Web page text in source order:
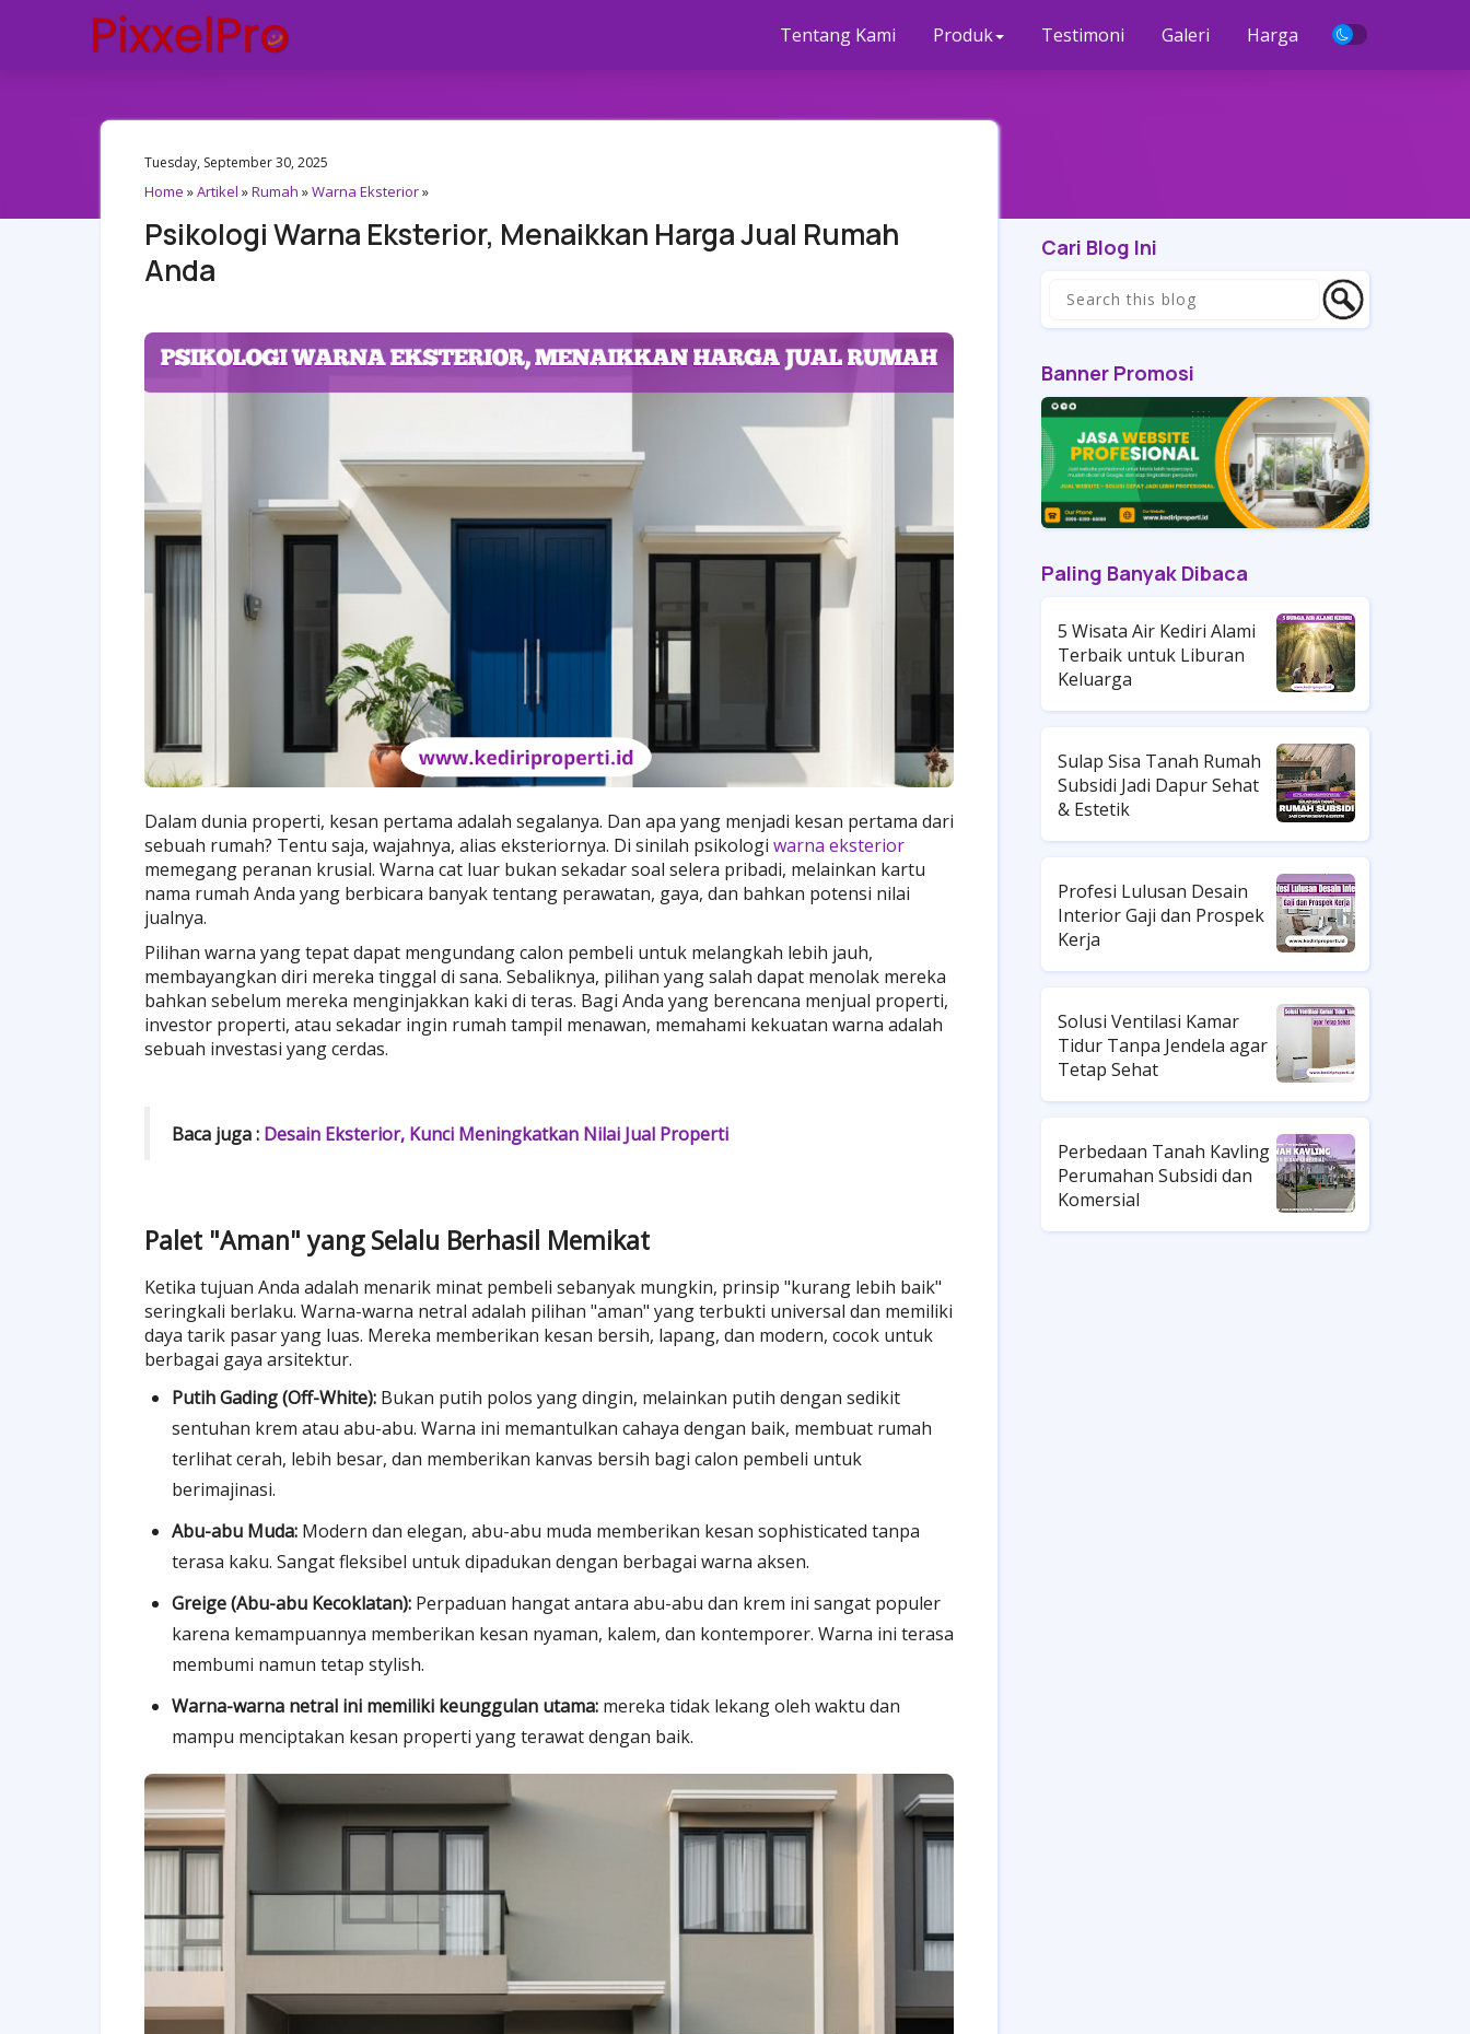
Tentang Kami Produk Testimoni Galeri Harga
Tuesday, September 30, 2025
Home »Artikel »Rumah »Warna Eksterior»
Psikologi Warna Eksterior, Menaikkan Harga Jual Rumah
Anda
Dalam dunia properti, kesan pertama adalah segalanya. Dan apa yang menjadi kesan pertama dari
sebuah rumah? Tentu saja, wajahnya, alias eksteriornya. Di sinilah psikologi warna eksterior
memegang peranan krusial. Warna cat luar bukan sekadar soal selera pribadi, melainkan kartu
nama rumah Anda yang berbicara banyak tentang perawatan, gaya, dan bahkan potensi nilai
jualnya.
Pilihan warna yang tepat dapat mengundang calon pembeli untuk melangkah lebih jauh,
membayangkan diri mereka tinggal di sana. Sebaliknya, pilihan yang salah dapat menolak mereka
bahkan sebelum mereka menginjakkan kaki di teras. Bagi Anda yang berencana menjual properti,
investor properti, atau sekadar ingin rumah tampil menawan, memahami kekuatan warna adalah
sebuah investasi yang cerdas.
Baca juga : Desain Eksterior, Kunci Meningkatkan Nilai Jual Properti
Palet "Aman" yang Selalu Berhasil Memikat
Ketika tujuan Anda adalah menarik minat pembeli sebanyak mungkin, prinsip "kurang lebih baik"
seringkali berlaku. Warna-warna netral adalah pilihan "aman" yang terbukti universal dan memiliki
daya tarik pasar yang luas. Mereka memberikan kesan bersih, lapang, dan modern, cocok untuk
berbagai gaya arsitektur.
Putih Gading (Off-White): Bukan putih polos yang dingin, melainkan putih dengan sedikit
sentuhan krem atau abu-abu. Warna ini memantulkan cahaya dengan baik, membuat rumah
terlihat cerah, lebih besar, dan memberikan kanvas bersih bagi calon pembeli untuk
berimajinasi.
Abu-abu Muda: Modern dan elegan, abu-abu muda memberikan kesan sophisticated tanpa
terasa kaku. Sangat fleksibel untuk dipadukan dengan berbagai warna aksen.
Greige (Abu-abu Kecoklatan): Perpaduan hangat antara abu-abu dan krem ini sangat populer
karena kemampuannya memberikan kesan nyaman, kalem, dan kontemporer. Warna ini terasa
membumi namun tetap stylish.
Warna-warna netral ini memiliki keunggulan utama: mereka tidak lekang oleh waktu dan
mampu menciptakan kesan properti yang terawat dengan baik.
Cari Blog Ini
Banner Promosi
Paling Banyak Dibaca
5 Wisata Air Kediri Alami
Terbaik untuk Liburan
Keluarga
Sulap Sisa Tanah Rumah
Subsidi Jadi Dapur Sehat
& Estetik
Profesi Lulusan Desain
Interior Gaji dan Prospek
Kerja
Solusi Ventilasi Kamar
Tidur Tanpa Jendela agar
Tetap Sehat
Perbedaan Tanah Kavling
Perumahan Subsidi dan
Komersial